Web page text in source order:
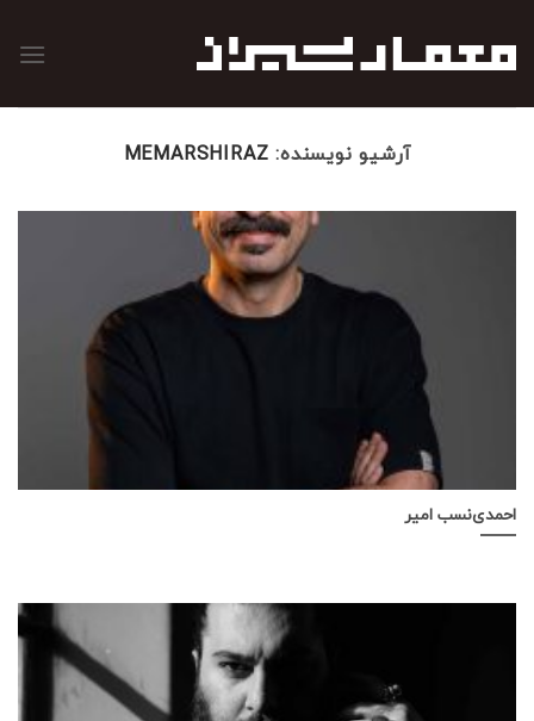
محتوا
آرشیو نویسنده: MEMARSHIRAZ
احمدی‌نسب امیر